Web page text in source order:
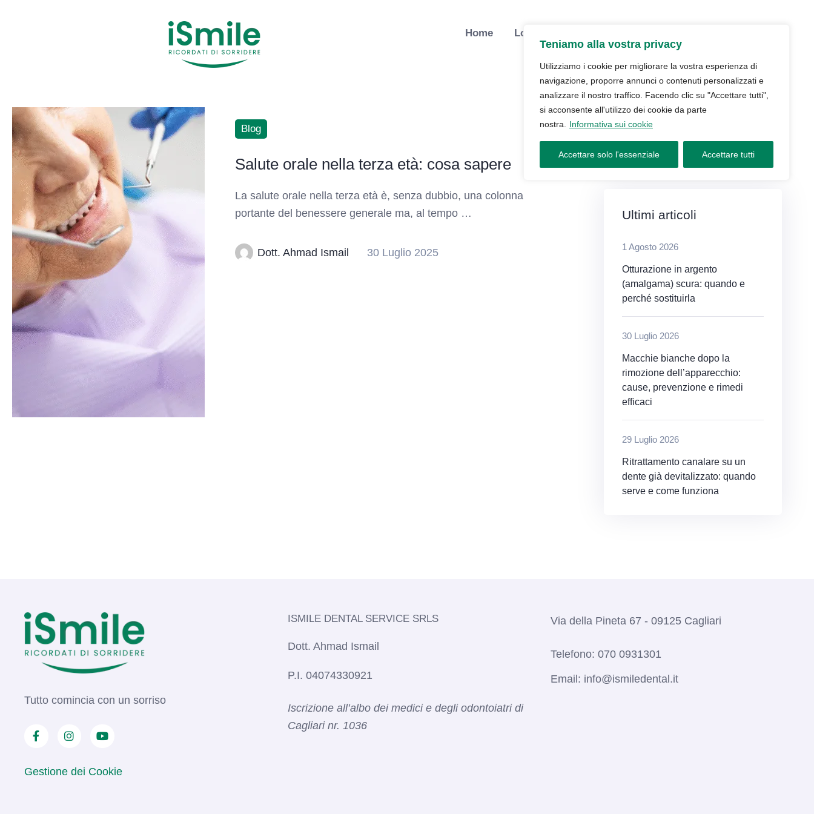
Teniamo alla vostra privacy
Utilizziamo i cookie per migliorare la vostra esperienza di
navigazione, proporre annunci o contenuti personalizzati e
analizzare il nostro traffico. Facendo clic su "Accettare tutti",
si acconsente all'utilizzo dei cookie da parte
nostra.
Informativa sui cookie
Accettare solo l'essenziale Accettare tutti
Home Lo Studio
Blog
Salute orale nella terza età: cosa sapere
La salute orale nella terza età è, senza dubbio, una colonna
portante del benessere generale ma, al tempo …
Dott. Ahmad Ismail 30 Luglio 2025
Ultimi articoli
1 Agosto 2026
Otturazione in argento
(amalgama) scura: quando e
perché sostituirla
30 Luglio 2026
Macchie bianche dopo la
rimozione dell’apparecchio:
cause, prevenzione e rimedi
efficaci
29 Luglio 2026
Ritrattamento canalare su un
dente già devitalizzato: quando
serve e come funziona
Tutto comincia con un sorriso
Gestione dei Cookie
ISMILE DENTAL SERVICE SRLS​
Dott. Ahmad Ismail
P.I. 04074330921
Iscrizione all’albo dei medici e degli odontoiatri di
Cagliari nr. 1036​
Via della Pineta 67 - 09125 Cagliari
Telefono: 070 0931301
Email: info@ismiledental.it